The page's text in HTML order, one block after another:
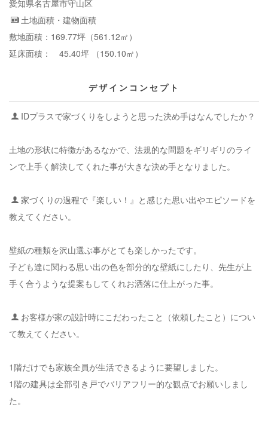
愛知県名古屋市守山区
土地面積・建物面積
敷地面積：169.77坪（561.12㎡）
延床面積： 45.40坪 （150.10㎡）
デザインコンセプト
IDプラスで家づくりをしようと思った決め手はなんでしたか？
土地の形状に特徴があるなかで、法規的な問題をギリギリのライ
ンで上手く解決してくれた事が大きな決め手となりました。
家づくりの過程で『楽しい！』と感じた思い出やエピソードを
教えてください。
壁紙の種類を沢山選ぶ事がとても楽しかったです。
子ども達に関わる思い出の色を部分的な壁紙にしたり、先生が上
手く合うような提案もしてくれお洒落に仕上がった事。
お客様が家の設計時にこだわったこと（依頼したこと）につい
て教えてください。
1階だけでも家族全員が生活できるように要望しました。
1階の建具は全部引き戸でバリアフリー的な観点でお願いしまし
た。